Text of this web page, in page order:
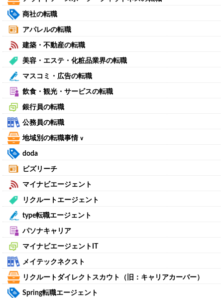
商社の転職
アパレルの転職
建築・不動産の転職
美容・エステ・化粧品業界の転職
マスコミ・広告の転職
飲食・観光・サービスの転職
銀行員の転職
公務員の転職
地域別の転職事情 ∨
doda
ビズリーチ
マイナビエージェント
リクルートエージェント
type転職エージェント
パソナキャリア
マイナビエージェントIT
メイテックネクスト
リクルートダイレクトスカウト（旧：キャリアカーバー）
Spring転職エージェント